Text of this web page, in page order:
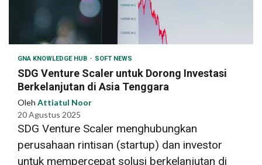
GNA KNOWLEDGE HUB SOFT NEWS
SDG Venture Scaler untuk Dorong Investasi
Berkelanjutan di Asia Tenggara
Oleh Attiatul Noor
20 Agustus 2025
SDG Venture Scaler menghubungkan
perusahaan rintisan (startup) dan investor
untuk mempercepat solusi berkelanjutan di